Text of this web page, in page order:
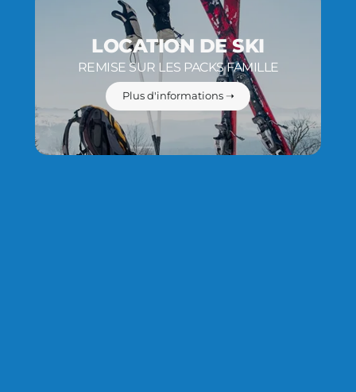
LOCATION DE SKI
REMISE SUR LES PACKS FAMILLE
Plus d'informations ➝